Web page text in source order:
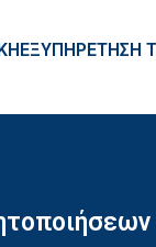
ΕΞΥΠΗΡΕΤΗΣΗ